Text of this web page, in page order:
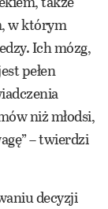
w którym
Ich mózg,
pełen
niż młodsi,
– twierdzi
decyzji